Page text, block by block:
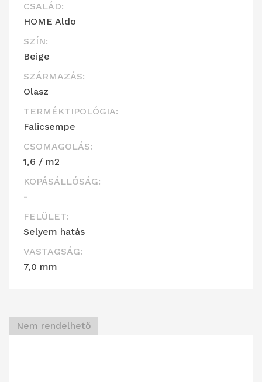
CSALÁD:
HOME Aldo
SZÍN:
Beige
SZÁRMAZÁS:
Olasz
TERMÉKTIPOLÓGIA:
Falicsempe
CSOMAGOLÁS:
1,6 / m2
KOPÁSÁLLÓSÁG:
-
FELÜLET:
Selyem hatás
VASTAGSÁG:
7,0 mm
Nem rendelhető